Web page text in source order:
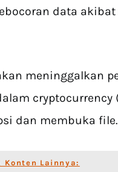
data
meninggalkan
dan membuka file.
Konten Lainnya: